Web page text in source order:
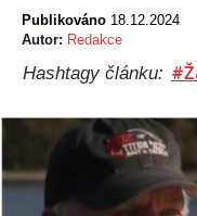
Publikováno 18.12.2024
Autor: Redakce
Hashtagy článku: